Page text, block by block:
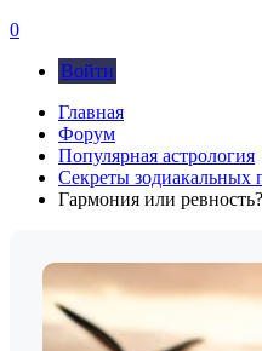
0
Войти
Главная
Форум
Популярная астрология
Секреты зодиакальных
Гармония или